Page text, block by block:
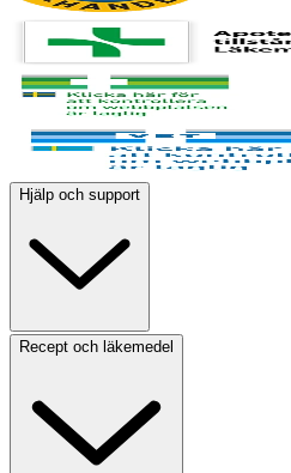
Hjälp och support
Recept och läkemedel